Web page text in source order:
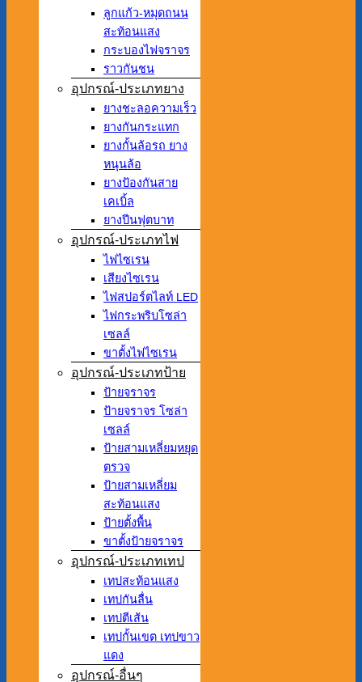
ลูกแก้ว-หมุดถนน
สะท้อนแสง
กระบองไฟจราจร
ราวกันชน
อุปกรณ์-ประเภทยาง
ยางชะลอความเร็ว
ยางกันกระแทก
ยางกั้นล้อรถ ยาง
หนุนล้อ
ยางป้องกันสาย
เคเบิ้ล
ยางปีนฟุตบาท
อุปกรณ์-ประเภทไฟ
ไฟไซเรน
เสียงไซเรน
ไฟสปอร์ตไลท์ LED
ไฟกระพริบโซล่า
เซลล์
ขาตั้งไฟไซเรน
อุปกรณ์-ประเภทป้าย
ป้ายจราจร
ป้ายจราจร โซล่า
เซลล์
ป้ายสามเหลี่ยมหยุด
ตรวจ
ป้ายสามเหลี่ยม
สะท้อนแสง
ป้ายตั้งพื้น
ขาตั้งป้ายจราจร
อุปกรณ์-ประเภทเทป
เทปสะท้อนแสง
เทปกันลื่น
เทปตีเส้น
เทปกั้นเขต เทปขาว
แดง
อุปกรณ์-อื่นๆ